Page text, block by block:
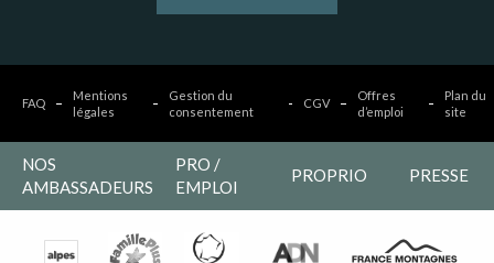
FAQ
Mentions
légales
Gestion du
consentement
CGV
Offres
d’emploi
Plan du
site
NOS
AMBASSADEURS
PRO /
EMPLOI
PROPRIO PRESSE